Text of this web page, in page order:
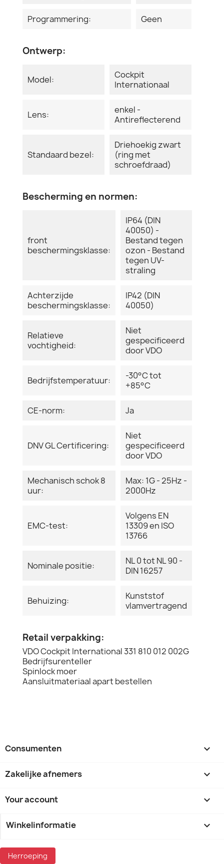
Programmering: Geen
Ontwerp:
Model:
Cockpit
Internationaal
Lens:
enkel -
Antireflecterend
Standaard bezel:
Driehoekig zwart
(ring met
schroefdraad)
Bescherming en normen:
front
beschermingsklasse:
IP64 (DIN
40050) -
Bestand tegen
ozon - Bestand
tegen UV-
straling
Achterzijde
beschermingsklasse:
IP42 (DIN
40050)
Relatieve
vochtigheid:
Niet
gespecificeerd
door VDO
Bedrijfstemperatuur:
-30°C tot
+85°C
CE-norm: Ja
DNV GL Certificering:
Niet
gespecificeerd
door VDO
Mechanisch schok 8
uur:
Max: 1G - 25Hz -
2000Hz
EMC-test:
Volgens EN
13309 en ISO
13766
Nominale positie:
NL 0 tot NL 90 -
DIN 16257
Behuizing:
Kunststof
vlamvertragend
Retail verpakking:
VDO Cockpit International 331 810 012 002G
Bedrijfsurenteller
Spinlock moer
Aansluitmateriaal apart bestellen
Consumenten 
Zakelijke afnemers 
Your account 
Winkelinformatie keyboard_arrow_down
Herroeping